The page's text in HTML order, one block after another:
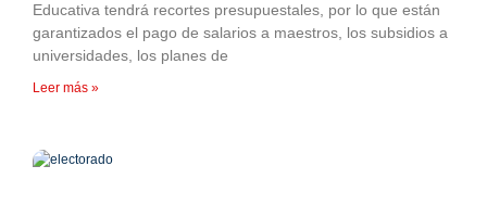
Educativa tendrá recortes presupuestales, por lo que están
garantizados el pago de salarios a maestros, los subsidios a
universidades, los planes de
Leer más »